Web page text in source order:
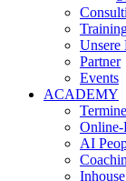
Unsere
Partner
Events
ACADEMY
Termine
Online-
AI